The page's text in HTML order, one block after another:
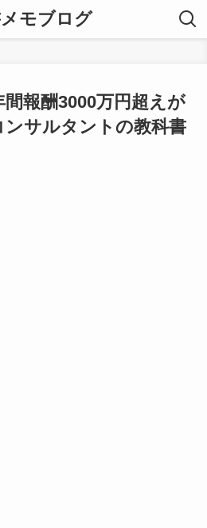
モブログ
間報酬3000万円超えが
ンサルタントの教科書